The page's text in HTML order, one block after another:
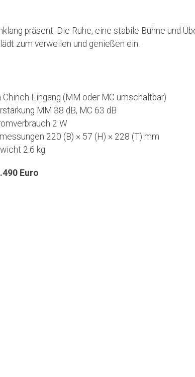
präsent. Die Ruhe, eine stabile Bühne und
zum verweilen und genießen ein.
Chinch Eingang (MM oder MC umschaltbar)
MM 38 dB, MC 63 dB
2 W
220 (B) × 57 (H) × 228 (T) mm
2.6 kg
Euro